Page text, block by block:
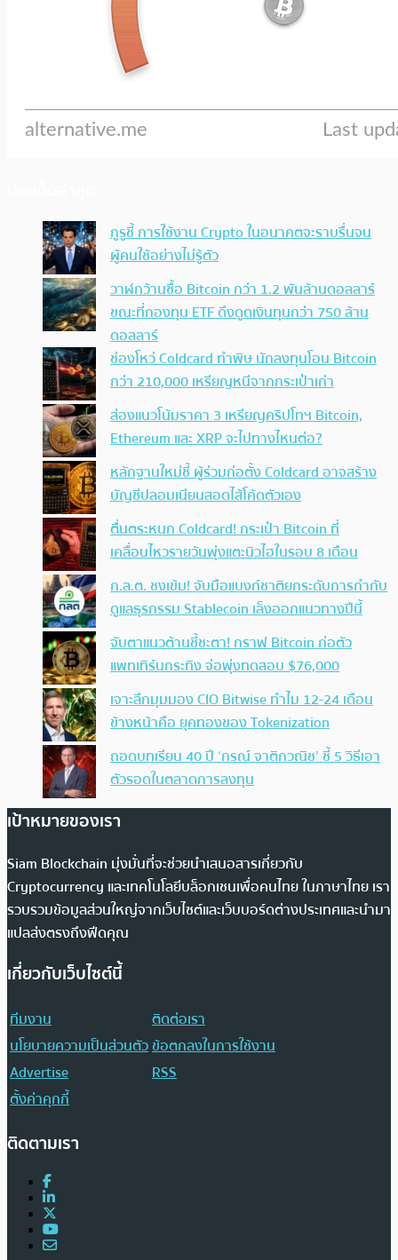
กูรูชี้ การใช้งาน Crypto ในอนาคตจะราบรื่นจน
ผู้คนใช้อย่างไม่รู้ตัว
วาฬกว้านซื้อ Bitcoin กว่า 1.2 พันล้านดอลลาร์
ขณะที่กองทุน ETF ดึงดูดเงินทุนกว่า 750 ล้าน
ดอลลาร์
ช่องโหว่ Coldcard ทำพิษ นักลงทุนโอน Bitcoin
กว่า 210,000 เหรียญหนีจากกระเป๋าเก่า
ส่องแนวโน้มราคา 3 เหรียญคริปโทฯ Bitcoin,
Ethereum และ XRP จะไปทางไหนต่อ?
หลักฐานใหม่ชี้ ผู้ร่วมก่อตั้ง Coldcard อาจสร้าง
บัญชีปลอมเนียนสอดไส้โค้ดตัวเอง
ตื่นตระหนก Coldcard! กระเป๋า Bitcoin ที่
เคลื่อนไหวรายวันพุ่งแตะนิวไฮในรอบ 8 เดือน
ก.ล.ต. ชงเข้ม! จับมือแบงก์ชาติยกระดับการกำกับ
ดูแลธุรกรรม Stablecoin เล็งออกแนวทางปีนี้
จับตาแนวต้านชี้ชะตา! กราฟ Bitcoin ก่อตัว
แพทเทิร์นกระทิง จ่อพุ่งทดสอบ $76,000
เจาะลึกมุมมอง CIO Bitwise ทำไม 12-24 เดือน
ข้างหน้าคือ ยุคทองของ Tokenization
ถอดบทเรียน 40 ปี ‘กรณ์ จาติกวณิช’ ชี้ 5 วิธีเอา
ตัวรอดในตลาดการลงทุน
เป้าหมายของเรา
Siam Blockchain มุ่งมั่นที่จะช่วยนำเสนอสารเกี่ยวกับ
Cryptocurrency และเทคโนโลยีบล็อกเชนเพื่อคนไทย ในภาษาไทย เรา
รวบรวมข้อมูลส่วนใหญ่จากเว็บไซต์และเว็บบอร์ดต่างประเทศและนำมา
แปลส่งตรงถึงฟีดคุณ
เกี่ยวกับเว็บไซต์นี้
ทีมงาน
ติดต่อเรา
นโยบายความเป็นส่วนตัวข้อตกลงในการใช้งาน
Advertise
RSS
ตั้งค่าคุกกี้
ติดตามเรา